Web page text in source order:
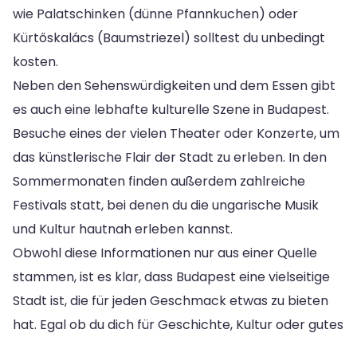
wie Palatschinken (dünne Pfannkuchen) oder
Kürtőskalács (Baumstriezel) solltest du unbedingt
kosten.
Neben den Sehenswürdigkeiten und dem Essen gibt
es auch eine lebhafte kulturelle Szene in Budapest.
Besuche eines der vielen Theater oder Konzerte, um
das künstlerische Flair der Stadt zu erleben. In den
Sommermonaten finden außerdem zahlreiche
Festivals statt, bei denen du die ungarische Musik
und Kultur hautnah erleben kannst.
Obwohl diese Informationen nur aus einer Quelle
stammen, ist es klar, dass Budapest eine vielseitige
Stadt ist, die für jeden Geschmack etwas zu bieten
hat. Egal ob du dich für Geschichte, Kultur oder gutes